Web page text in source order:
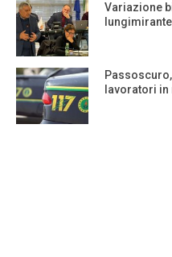
Variazione
lavoratori